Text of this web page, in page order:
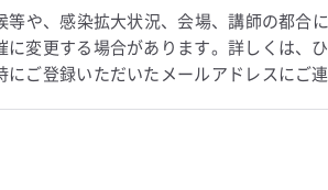
等や、感染拡大状況、会場、講師の都合
に変更する場合があります。詳しくは、
にご登録いただいたメールアドレスにご